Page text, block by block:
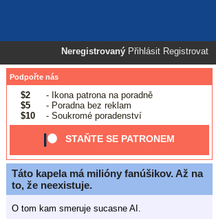
Neregistrovaný Přihlásit Registrovat
Podpořte nás
$2
- Ikona patrona na poradně
$5
- Poradna bez reklam
$10
- Soukromé poradenství
STAŇTE SE PATRONEM
Táto kapela má milióny fanúšikov. Až na
to, že neexistuje.
O tom kam smeruje sucasne AI.